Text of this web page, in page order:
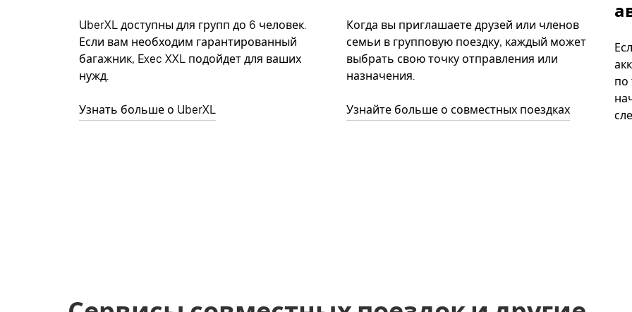
UberXL доступны для групп до 6 человек.
Если вам необходим гарантированный
багажник, Exec XXL подойдет для ваших
нужд.
Узнать больше о UberXL
Когда вы приглашаете друзей или членов
семьи в групповую поездку, каждый может
выбрать свою точку отправления или
назначения.
Узнайте больше о совместных поездках
по